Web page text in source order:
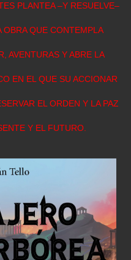
PLANTEA –Y RESUELVE–
OBRA QUE CONTEMPLA
AVENTURAS Y ABRE LA
EN EL QUE SU ACCIONAR
EL ORDEN Y LA PAZ
Y EL FUTURO.